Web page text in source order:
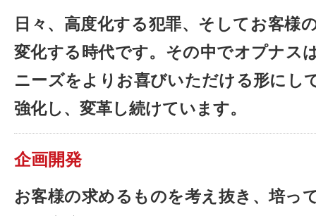
日々、高度化する犯罪、そしてお客様
変化する時代です。その中でオプナス
ニーズをよりお喜びいただける形にし
強化し、変革し続けています。
企画開発
お客様の求めるものを考え抜き、培っ